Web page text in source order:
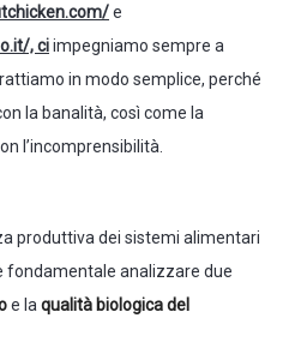
e
, ciimpegniamo sempre a
in modo semplice, perché
la banalità, così come la
l’incomprensibilità.
produttiva dei sistemi alimentari
fondamentale analizzare due
e la qualità biologica del